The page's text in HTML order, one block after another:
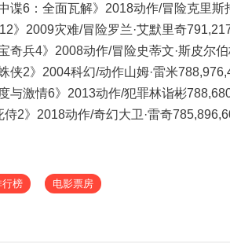
谍6：全面瓦解》2018动作/冒险克里斯
》2009灾难/冒险罗兰·艾默里奇
奇兵4》2008动作/冒险史蒂文·斯皮尔
侠2》2004科幻/动作山姆·雷米
与激情6》2013动作/犯罪林诣彬
侍2》2018动作/奇幻大卫·雷奇
行榜 电影票房